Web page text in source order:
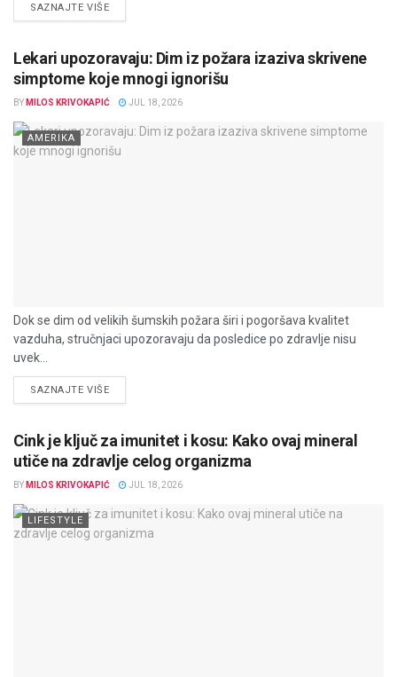
SAZNAJTE VIŠEDETAILS
Lekari upozoravaju: Dim iz požara izaziva skrivene
simptome koje mnogi ignorišu
BY MILOS KRIVOKAPIĆ JUL 18, 2026
AMERIKA
Dok se dim od velikih šumskih požara širi i pogoršava kvalitet
vazduha, stručnjaci upozoravaju da posledice po zdravlje nisu
uvek...
SAZNAJTE VIŠEDETAILS
Cink je ključ za imunitet i kosu: Kako ovaj mineral
utiče na zdravlje celog organizma
BY MILOS KRIVOKAPIĆ JUL 18, 2026
LIFESTYLE